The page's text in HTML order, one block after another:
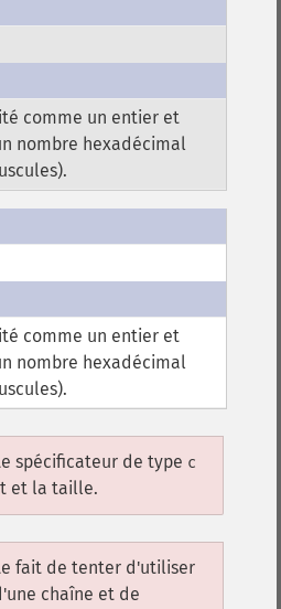
comme un entier et
nombre hexadécimal
comme un entier et
nombre hexadécimal
spécificateur de type c
et la taille.
fait de tenter d'utiliser
chaîne et de